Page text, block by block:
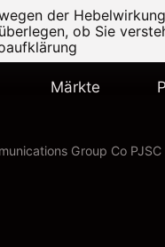
der
ob Sie
Märkte
Group Co PJSC